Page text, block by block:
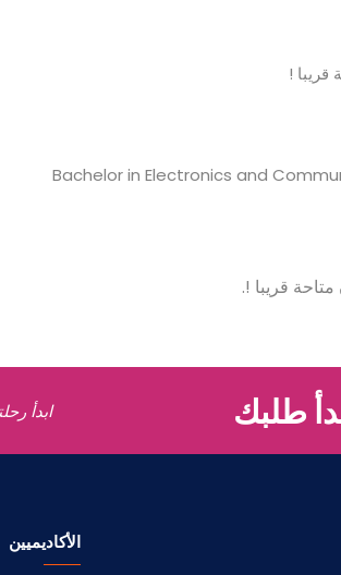
!
Bachelor in Electronics and
قريبا !.
طلبك ابدأ
الأكاديميين